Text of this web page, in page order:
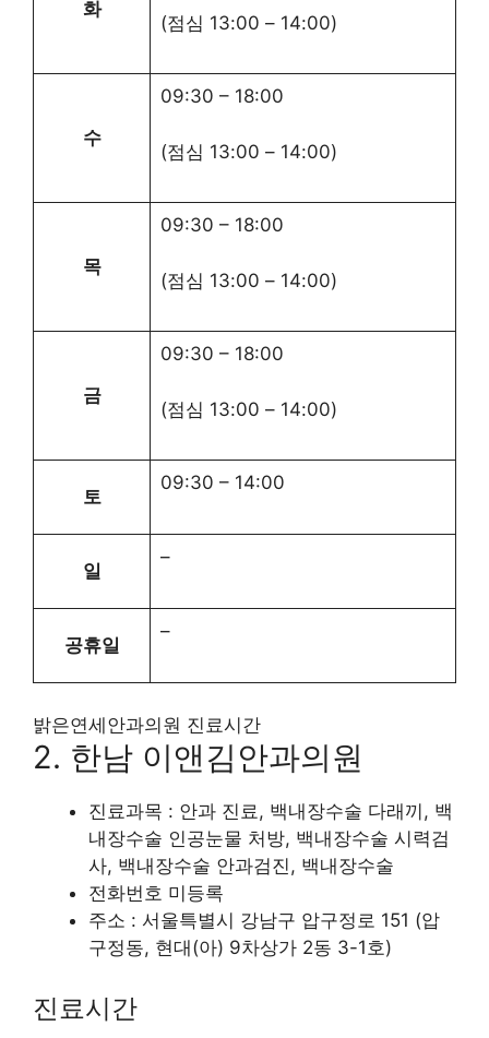
화
(점심 13:00 – 14:00)
수
09:30 – 18:00
(점심 13:00 – 14:00)
목
09:30 – 18:00
(점심 13:00 – 14:00)
금
09:30 – 18:00
(점심 13:00 – 14:00)
토
09:30 – 14:00
일
–
공휴일
–
밝은연세안과의원 진료시간
2. 한남 이앤김안과의원
진료과목 : 안과 진료, 백내장수술 다래끼, 백
내장수술 인공눈물 처방, 백내장수술 시력검
사, 백내장수술 안과검진, 백내장수술
전화번호 미등록
주소 : 서울특별시 강남구 압구정로 151 (압
구정동, 현대(아) 9차상가 2동 3-1호)
진료시간